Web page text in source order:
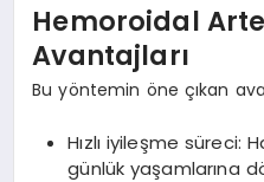
Hemoroidal
Avantajları
Bu yöntemin öne çıkan
Hızlı iyileşme süreci:
günlük yaşamlarına